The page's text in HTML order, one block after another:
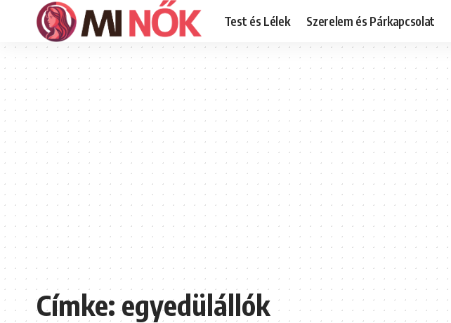
Test és Lélek Szerelem és Párkapcsolat
Címke:egyedülállók